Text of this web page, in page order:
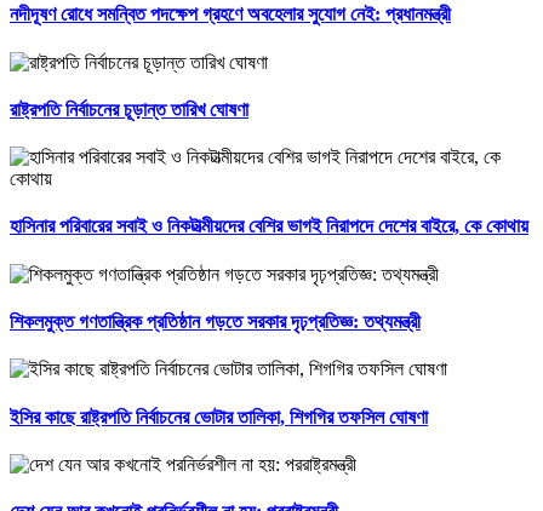
নদীদূষণ রোধে সমন্বিত পদক্ষেপ গ্রহণে অবহেলার সুযোগ নেই: প্রধানমন্ত্রী
রাষ্ট্রপতি নির্বাচনের চূড়ান্ত তারিখ ঘোষণা
হাসিনার পরিবারের সবাই ও নিকটাত্মীয়দের বেশির ভাগই নিরাপদে দেশের বাইরে, কে কোথায়
শিকলমুক্ত গণতান্ত্রিক প্রতিষ্ঠান গড়তে সরকার দৃঢ়প্রতিজ্ঞ: তথ্যমন্ত্রী
ইসির কাছে রাষ্ট্রপতি নির্বাচনের ভোটার তালিকা, শিগগির তফসিল ঘোষণা